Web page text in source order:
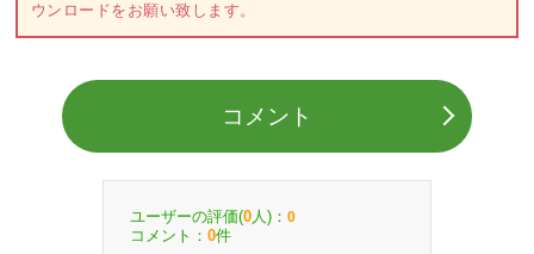
ウンロードをお願い致します。
コメント
ユーザーの評価(0 人)： 0
コメント： 0件